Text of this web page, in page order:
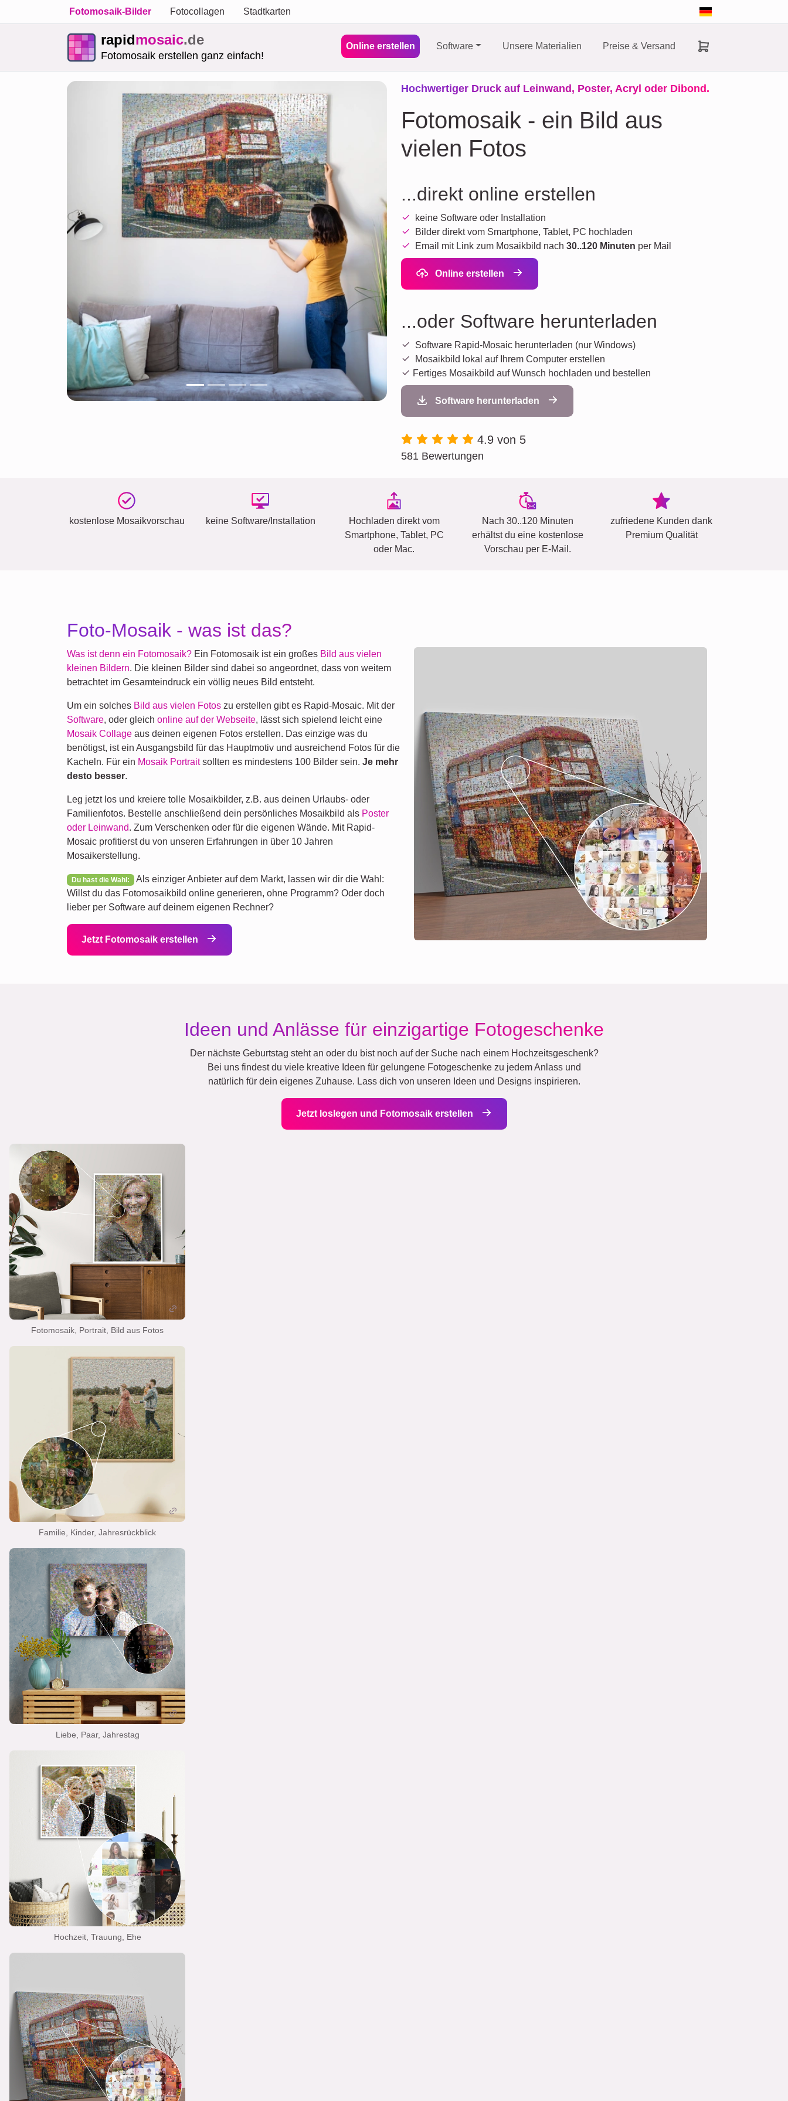
Fotomosaik-Bilder Fotocollagen Stadtkarten
rapidmosaic.de
Fotomosaik erstellen ganz einfach!
Online erstellen Software Unsere Materialien Preise & Versand
Hochwertiger Druck auf Leinwand, Poster, Acryl oder Dibond.
Fotomosaik - ein Bild aus
vielen Fotos
...direkt online erstellen
keine Software oder Installation
Bilder direkt vom Smartphone, Tablet, PC hochladen
Email mit Link zum Mosaikbild nach 30..120 Minuten per Mail
Online erstellen
...oder Software herunterladen
Software Rapid-Mosaic herunterladen (nur Windows)
Mosaikbild lokal auf Ihrem Computer erstellen
Fertiges Mosaikbild auf Wunsch hochladen und bestellen
Software herunterladen
4.9 von 5
581 Bewertungen
kostenlose Mosaikvorschau keine Software/Installation
Hochladen direkt vom
Smartphone, Tablet, PC
oder Mac.
Nach 30..120 Minuten
erhältst du eine kostenlose
Vorschau per E-Mail.
zufriedene Kunden dank
Premium Qualität
Foto-Mosaik - was ist das?
Was ist denn ein Fotomosaik? Ein Fotomosaik ist ein großes Bild aus vielen
kleinen Bildern. Die kleinen Bilder sind dabei so angeordnet, dass von weitem
betrachtet im Gesamteindruck ein völlig neues Bild entsteht.
Um ein solches Bild aus vielen Fotos zu erstellen gibt es Rapid-Mosaic. Mit der
Software, oder gleich online auf der Webseite, lässt sich spielend leicht eine
Mosaik Collage aus deinen eigenen Fotos erstellen. Das einzige was du
benötigst, ist ein Ausgangsbild für das Hauptmotiv und ausreichend Fotos für die
Kacheln. Für ein Mosaik Portraitsollten es mindestens 100 Bilder sein. Je mehr
desto besser.
Leg jetzt los und kreiere tolle Mosaikbilder, z.B. aus deinen Urlaubs- oder
Familienfotos. Bestelle anschließend dein persönliches Mosaikbild als Poster
oder Leinwand. Zum Verschenken oder für die eigenen Wände. Mit Rapid-
Mosaic profitierst du von unseren Erfahrungen in über 10 Jahren
Mosaikerstellung.
Du hast die Wahl:
Als einziger Anbieter auf dem Markt, lassen wir dir die Wahl:
Willst du das Fotomosaikbild online generieren, ohne Programm? Oder doch
lieber per Software auf deinem eigenen Rechner?
Jetzt Fotomosaik erstellen
Ideen und Anlässe für einzigartige Fotogeschenke
Der nächste Geburtstag steht an oder du bist noch auf der Suche nach einem Hochzeitsgeschenk?
Bei uns findest du viele kreative Ideen für gelungene Fotogeschenke zu jedem Anlass und
natürlich für dein eigenes Zuhause. Lass dich von unseren Ideen und Designs inspirieren.
Jetzt loslegen und Fotomosaik erstellen
Fotomosaik, Portrait, Bild aus Fotos
Familie, Kinder, Jahresrückblick
Liebe, Paar, Jahrestag
Hochzeit, Trauung, Ehe